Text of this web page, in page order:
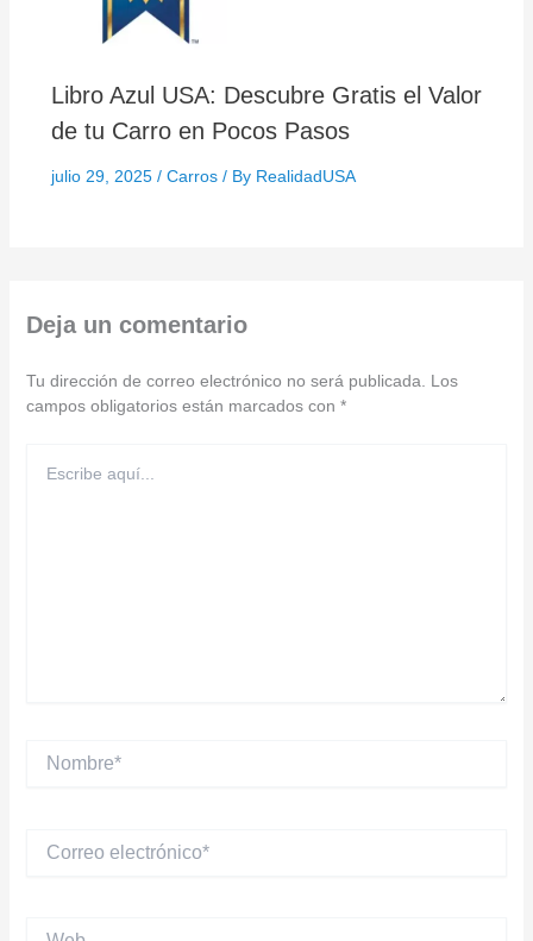
Libro Azul USA: Descubre Gratis el Valor
de tu Carro en Pocos Pasos
julio 29, 2025 / Carros/ By RealidadUSA
Deja un comentario
Tu dirección de correo electrónico no será publicada.
Los
campos obligatorios están marcados con *
aquí...
electrónico*